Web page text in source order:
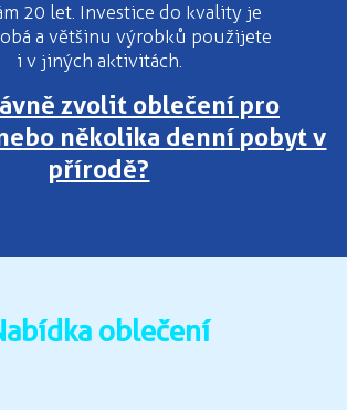
20 let. Investice do kvality je
a většinu výrobků použijete
i v jiných aktivitách.
zvolit oblečení pro
několika denní pobyt v
přírodě?
oblečení